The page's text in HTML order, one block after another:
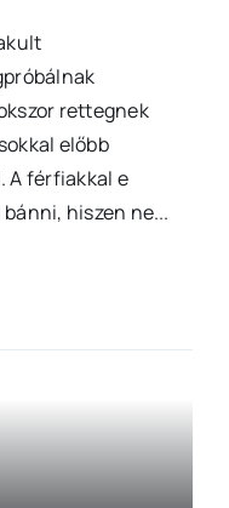
rettegnek
előbb
A férfiakkal e
hiszen ne...